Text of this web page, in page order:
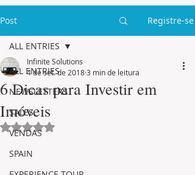
Post Registre-se
ALL ENTRIES
NEWSLETTERS
SALES
VENDAS
SPAIN
ALL ENTRIES
6 Dicas para Investir em
Imóveis
Infinite Solutions
4 de set. de 20183 min de leitura
Avaliado com NaN de 5 estrelas.